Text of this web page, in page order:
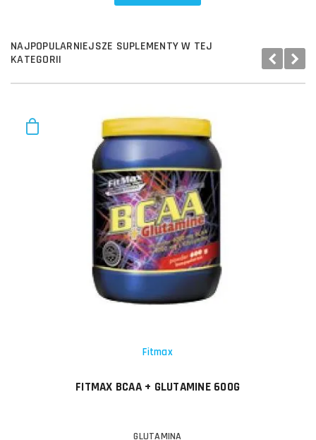
NAJPOPULARNIEJSZE SUPLEMENTY W TEJ
KATEGORII
Fitmax
FITMAX BCAA + GLUTAMINE 600G
GLUTAMINA